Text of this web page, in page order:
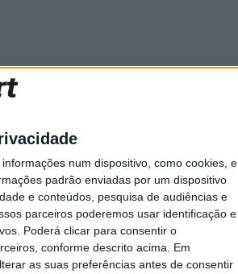
num dispositivo, como cookies, e
padrão enviadas por um dispositivo
e conteúdos, pesquisa de audiências e
parceiros poderemos usar identificação e
Poderá clicar para consentir o
conforme descrito acima. Em
as suas preferências antes de consentir